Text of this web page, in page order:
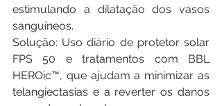
estimulando a dilatação dos vasos
sanguíneos.
Solução: Uso diário de protetor solar
FPS 50 e tratamentos com BBL
HEROic™, que ajudam a minimizar as
telangiectasias e a reverter os danos